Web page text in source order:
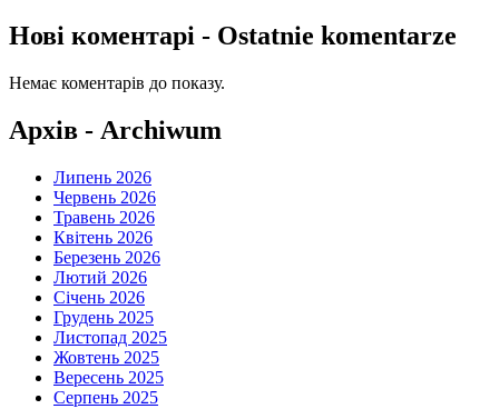
Нові коментарі - Ostatnie komentarze
Немає коментарів до показу.
Архів - Archiwum
Липень 2026
Червень 2026
Травень 2026
Квітень 2026
Березень 2026
Лютий 2026
Січень 2026
Грудень 2025
Листопад 2025
Жовтень 2025
Вересень 2025
Серпень 2025